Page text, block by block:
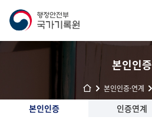
본인인증
본인인증·연계
본인인증 인증연계